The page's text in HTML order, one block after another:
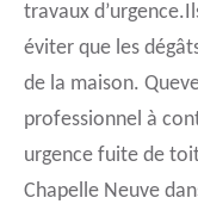
travaux
éviter que les
de la maison.
professionnel à
urgence fuite de
Chapelle Neuve